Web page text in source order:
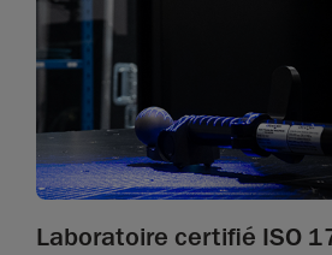
Laboratoire certifié ISO